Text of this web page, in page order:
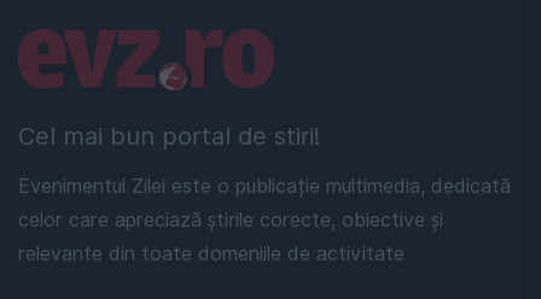
Cel mai bun portal de stiri!
Evenimentul Zilei este o publicație multimedia, dedicată
celor care apreciază știrile corecte, obiective și
relevante din toate domeniile de activitate
Linkuri utile